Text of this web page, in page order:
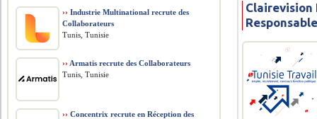
›› Industrie Multinational recrute des
Collaborateurs
Tunis, Tunisie
›› Armatis recrute des Collaborateurs
Tunis, Tunisie
›› Concentrix recrute en Réception des